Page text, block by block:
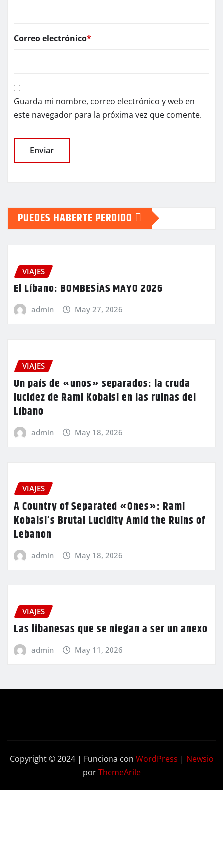
Correo electrónico*
Guarda mi nombre, correo electrónico y web en
este navegador para la próxima vez que comente.
PUEDES HABERTE PERDIDO
VIAJES
El Líbano: BOMBESÍAS MAYO 2026
admin May 27, 2026
VIAJES
Un país de «unos» separados: la cruda
lucidez de Rami Kobaisi en las ruinas del
Líbano
admin May 18, 2026
VIAJES
A Country of Separated «Ones»: Rami
Kobaisi’s Brutal Lucidity Amid the Ruins of
Lebanon
admin May 18, 2026
VIAJES
Las libanesas que se niegan a ser un anexo
admin May 11, 2026
Copyright © 2024 | Funciona con WordPress | Newsio
porThemeArile